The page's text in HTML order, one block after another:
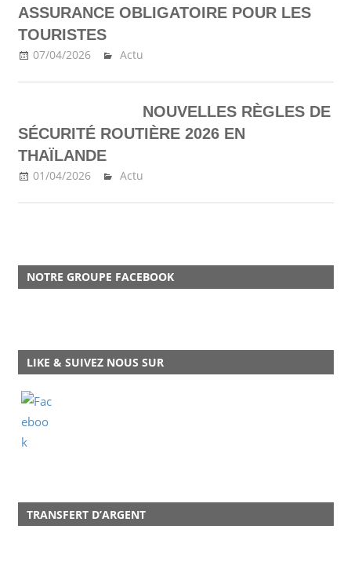
ASSURANCE OBLIGATOIRE POUR LES
TOURISTES
07/04/2026 Ma Thailande
Actu
NOUVELLES RÈGLES DE
SÉCURITÉ ROUTIÈRE 2026 EN
THAÏLANDE
01/04/2026 Ma Thailande
Actu
NOTRE GROUPE FACEBOOK
LIKE & SUIVEZ NOUS SUR
TRANSFERT D’ARGENT